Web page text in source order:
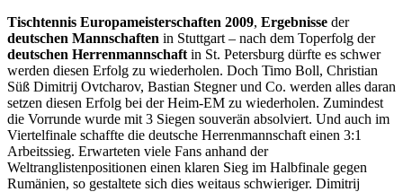
Tischtennis Europameisterschaften 2009, Ergebnisse der
deutschen Mannschaften in Stuttgart – nach dem Toperfolg der
deutschen Herrenmannschaft in St. Petersburg dürfte es schwer
werden diesen Erfolg zu wiederholen. Doch Timo Boll, Christian
Süß Dimitrij Ovtcharov, Bastian Stegner und Co. werden alles daran
setzen diesen Erfolg bei der Heim-EM zu wiederholen. Zumindest
die Vorrunde wurde mit 3 Siegen souverän absolviert. Und auch im
Viertelfinale schaffte die deutsche Herrenmannschaft einen 3:1
Arbeitssieg. Erwarteten viele Fans anhand der
Weltranglistenpositionen einen klaren Sieg im Halbfinale gegen
Rumänien, so gestaltete sich dies weitaus schwieriger. Dimitrij